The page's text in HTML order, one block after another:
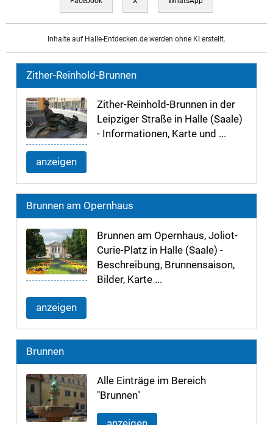
Inhalte auf Halle-Entdecken.de werden ohne KI erstellt.
Zither-Reinhold-Brunnen
Zither-Reinhold-Brunnen in der
Leipziger Straße in Halle (Saale)
- Informationen, Karte und ...
anzeigen
Brunnen am Opernhaus
Brunnen am Opernhaus, Joliot-
Curie-Platz in Halle (Saale) -
Beschreibung, Brunnensaison,
Bilder, Karte ...
anzeigen
Brunnen
Alle Einträge im Bereich
"Brunnen"